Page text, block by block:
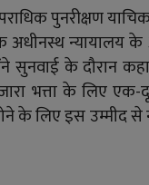
पुनरीक्षण
के अधीनस्थ
सुनवाई के दौरान
भत्ता के लिए
के लिए इस उम्मीद से